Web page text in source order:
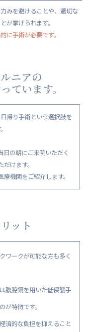
みを避けることや、適切な
が挙げられます。
に手術が必要です。
ニアの
ています。
帰り手術という選択肢を
の朝にご来院いただく
けます。
機関をご紹介します。
ット
ワークが可能な方も多く
腹腔鏡を用いた低侵襲手
特徴です。
済的な負担を抑えること